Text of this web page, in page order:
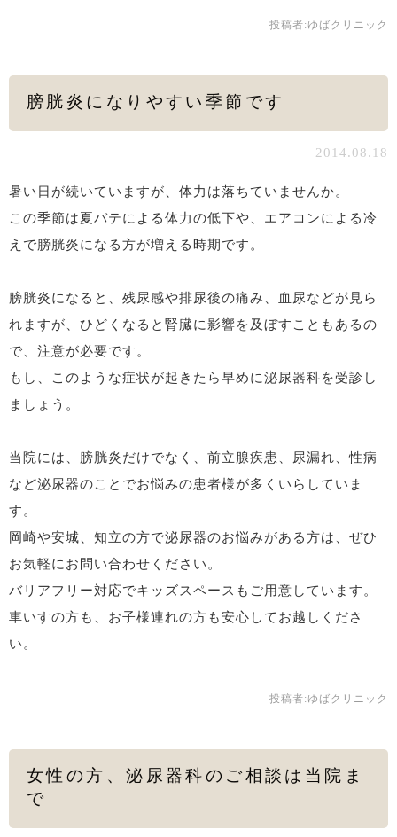
投稿者: ゆばクリニック
膀胱炎になりやすい季節です
2014.08.18
暑い日が続いていますが、体力は落ちていませんか。
この季節は夏バテによる体力の低下や、エアコンによる冷
えで膀胱炎になる方が増える時期です。
膀胱炎になると、残尿感や排尿後の痛み、血尿などが見ら
れますが、ひどくなると腎臓に影響を及ぼすこともあるの
で、注意が必要です。
もし、このような症状が起きたら早めに泌尿器科を受診し
ましょう。
当院には、膀胱炎だけでなく、前立腺疾患、尿漏れ、性病
など泌尿器のことでお悩みの患者様が多くいらしていま
す。
岡崎や安城、知立の方で泌尿器のお悩みがある方は、ぜひ
お気軽にお問い合わせください。
バリアフリー対応でキッズスペースもご用意しています。
車いすの方も、お子様連れの方も安心してお越しくださ
い。
投稿者: ゆばクリニック
女性の方、泌尿器科のご相談は当院ま
で